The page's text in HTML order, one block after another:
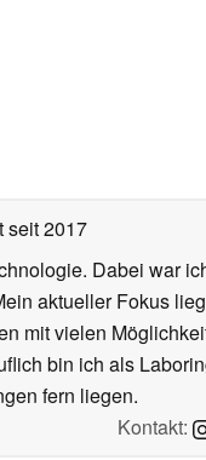
seit 2017
Dabei war
aktueller Fokus
mit vielen
bin ich als
fern liegen.
Kontakt: